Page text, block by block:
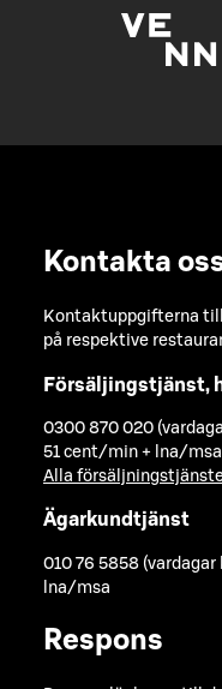
Kontakta
Kontaktuppgifterna
på respektive
Försäljingstjänst,
0300 870 020
51 cent/min + lna/msa
Alla
Ägarkundtjänst
010 76 5858 (vardagar
lna/msa
Respons